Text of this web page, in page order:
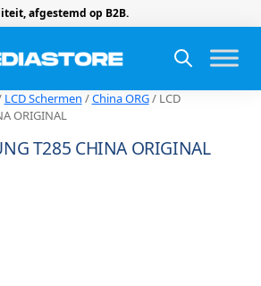
afgestemd op B2B.
LCD Schermen /China ORG/ LCD
ORIGINAL
T285 CHINA ORIGINAL